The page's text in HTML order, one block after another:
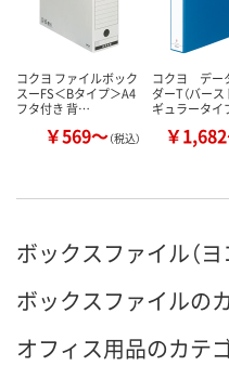
カゴへ
コクヨ ファイルボック
スーFS＜Bタイプ＞A4
フタ付き 背…
￥569～（税込）
コクヨ デー
ダーT（バース
ギュラータ
￥
ボックスファイル（
ボックスファイルの
オフィス用品のカテ